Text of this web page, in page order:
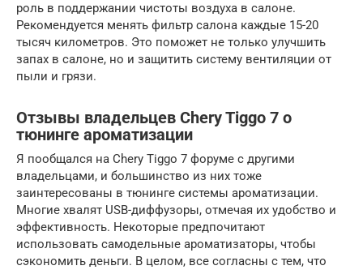
роль в поддержании чистоты воздуха в салоне.
Рекомендуется менять фильтр салона каждые 15-20
тысяч километров. Это поможет не только улучшить
запах в салоне, но и защитить систему вентиляции от
пыли и грязи.
Отзывы владельцев Chery Tiggo 7 о
тюнинге ароматизации
Я пообщался на Chery Tiggo 7 форуме с другими
владельцами, и большинство из них тоже
заинтересованы в тюнинге системы ароматизации.
Многие хвалят USB-диффузоры, отмечая их удобство и
эффективность. Некоторые предпочитают
использовать самодельные ароматизаторы, чтобы
сэкономить деньги. В целом, все согласны с тем, что